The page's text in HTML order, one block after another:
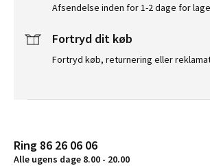
Afsendelse inden for 1-2 dage for
Fortryd dit køb
Fortryd køb, returnering eller
Ring 86 26 06 06
Alle ugens dage 8.00 - 20.00